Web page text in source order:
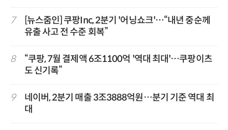
7
[뉴스줌인] 쿠팡Inc, 2분기 '어닝쇼크'…“내년 중순께
유출 사고 전 수준 회복”
8
“쿠팡, 7월 결제액 6조1100억 '역대 최대'…쿠팡이츠
도 신기록”
9
네이버, 2분기 매출 3조3888억원…분기 기준 역대 최
대